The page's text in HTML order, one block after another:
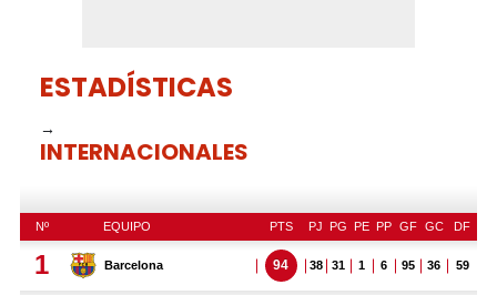
ESTADÍSTICAS
→
INTERNACIONALES